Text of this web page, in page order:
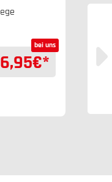
bei uns
6,95€*